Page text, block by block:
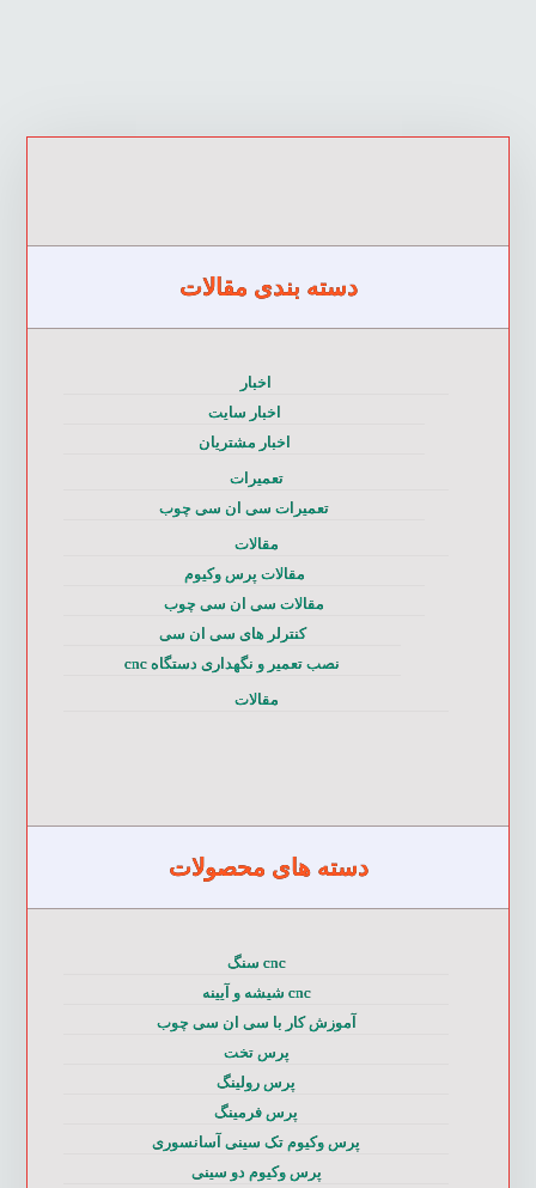
دسته بندی مقالات
اخبار
اخبار سایت
اخبار مشتریان
تعمیرات
تعمیرات سی ان سی چوب
مقالات
مقالات پرس وکیوم
مقالات سی ان سی چوب
کنترلر های سی ان سی
نصب تعمیر و نگهداری دستگاه cnc
مقالات
دسته های محصولات
cnc سنگ
cnc شیشه و آیینه
آموزش کار با سی ان سی چوب
پرس تخت
پرس رولینگ
پرس فرمینگ
پرس وکیوم تک سینی آسانسوری
پرس وکیوم دو سینی